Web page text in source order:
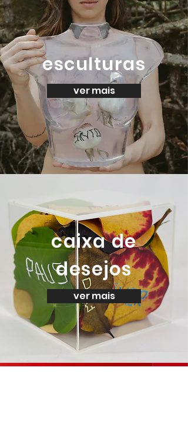
esculturas
ver mais
caixa de
desejos
ver mais